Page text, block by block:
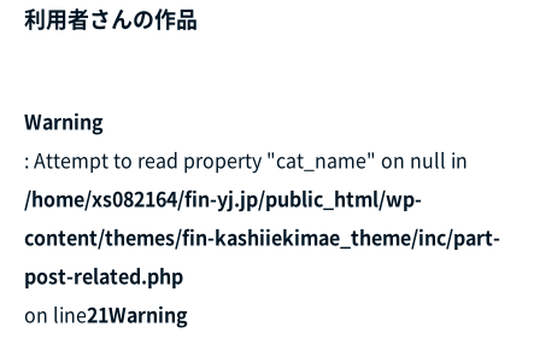
利用者さんの作品
Warning
: Attempt to read property "cat_name" on null in
/home/xs082164/fin-yj.jp/public_html/wp-
content/themes/fin-kashiiekimae_theme/inc/part-
post-related.php
on line21Warning